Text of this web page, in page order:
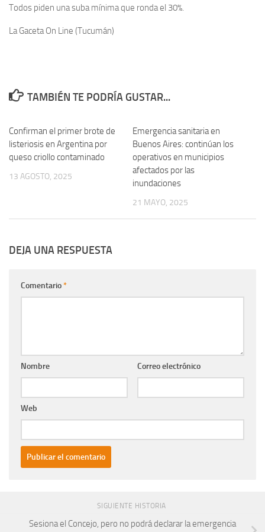
Todos piden una suba mínima que ronda el 30%.
La Gaceta On Line (Tucumán)
TAMBIÉN TE PODRÍA GUSTAR...
Confirman el primer brote de
listeriosis en Argentina por
queso criollo contaminado
13 AGOSTO, 2025
Emergencia sanitaria en
Buenos Aires: continúan los
operativos en municipios
afectados por las
inundaciones
21 MAYO, 2025
DEJA UNA RESPUESTA
Comentario*
Nombre Correo electrónico
Web
SIGUIENTE HISTORIA
Sesiona el Concejo, pero no podrá declarar la emergencia